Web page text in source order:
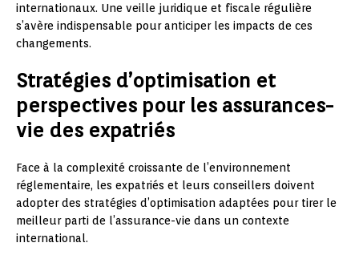
internationaux. Une veille juridique et fiscale régulière
s’avère indispensable pour anticiper les impacts de ces
changements.
Stratégies d’optimisation et
perspectives pour les assurances-
vie des expatriés
Face à la complexité croissante de l’environnement
réglementaire, les expatriés et leurs conseillers doivent
adopter des stratégies d’optimisation adaptées pour tirer le
meilleur parti de l’assurance-vie dans un contexte
international.